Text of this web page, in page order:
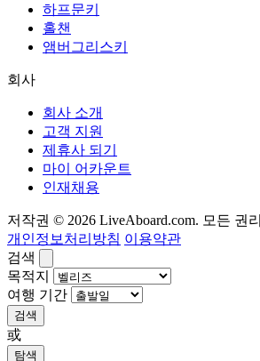
하프문키
홀챈
앰버그리스키
회사
회사 소개
고객 지원
제휴사 되기
마이 어카운트
인재채용
저작권 © 2026 LiveAboard.com. 모든 권
개인정보처리방침 이용약관
검색
목적지
여행 기간
검색
或
탐색